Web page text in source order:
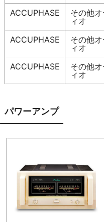
ACCUPHASE
その他
ィオ
ACCUPHASE
その他
ィオ
ACCUPHASE
その他
ィオ
パワーアンプ